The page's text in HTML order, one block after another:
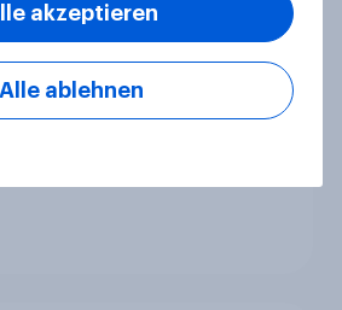
Webinar] Zwischen
Alle ablehnen
akzeptieren